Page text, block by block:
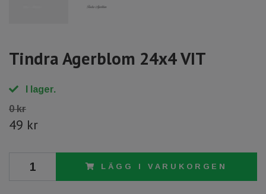
Tindra Agerblom 24x4 VIT
I lager.
0 kr
49 kr
LÄGG I VARUKORGEN